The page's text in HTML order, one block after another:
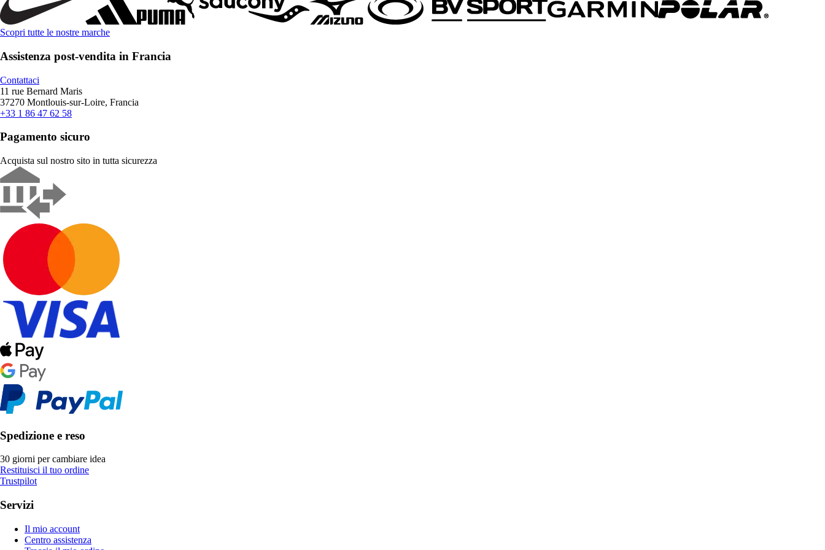
Scopri tutte le nostre marche
Assistenza post-vendita in Francia
Contattaci
11 rue Bernard Maris
37270 Montlouis-sur-Loire, Francia
+33 1 86 47 62 58
Pagamento sicuro
Acquista sul nostro sito in tutta sicurezza
Spedizione e reso
30 giorni per cambiare idea
Restituisci il tuo ordine
Trustpilot
Servizi
Il mio account
Centro assistenza